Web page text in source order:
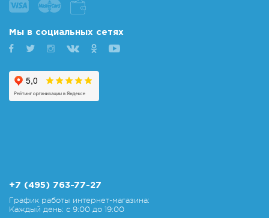
Мы в социальных сетях
+7 (495) 763-77-27
График работы интернет-магазина:
Каждый день: с 9:00 до 19:00